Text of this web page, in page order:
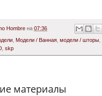
Hombre на 07:36
Модели / Ванная модели / шторы
skp
материалы